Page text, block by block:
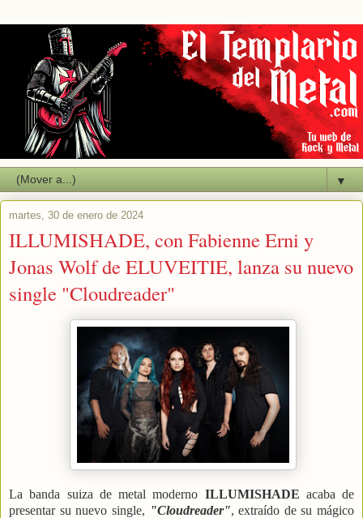
▼
martes, 30 de enero de 2024
ILLUMISHADE, con Fabienne Erni y
Jonas Wolf de ELUVEITIE, lanza su nuevo
single "Cloudreader"
La banda suiza de metal moderno ILLUMISHADE acaba de
presentar su nuevo single, "Cloudreader", extraído de su mágico